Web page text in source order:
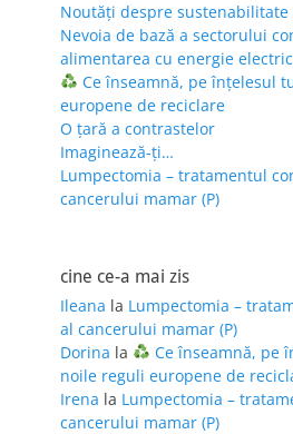
Noutăți despre sustenabilitate
Nevoia de bază a sectorului
alimentarea cu energie
Ce înseamnă, pe înțelesul
europene de reciclare
O țară a contrastelor
Imaginează-ți…
Lumpectomia – tratamentul
cancerului mamar (P)
cine ce-a mai zis
Ileana la Lumpectomia –
al cancerului mamar (P)
Dorina la
Ce înseamnă, pe
noile reguli europene de
Irena la Lumpectomia –
cancerului mamar (P)